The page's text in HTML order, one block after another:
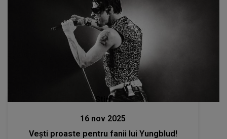
Stiri
16 nov 2025
Vești proaste pentru fanii lui Yungblud!